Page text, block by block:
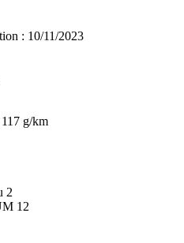
: 10/11/2023
117 g/km
2
12